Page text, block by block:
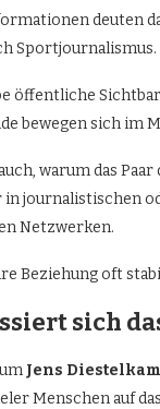
deuten
Sportjournalismus.
öffentliche
bewegen sich im
warum das
journalistischen
Netzwerken.
Beziehung oft
sich
Jens
Menschen auf